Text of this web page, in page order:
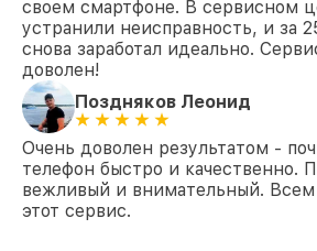
своем смартфоне. В сервисном
устранили неисправность, и за
снова заработал идеально.
доволен!
Поздняков Леонид
Очень доволен результатом -
телефон быстро и качественно.
вежливый и внимательный.
этот сервис.